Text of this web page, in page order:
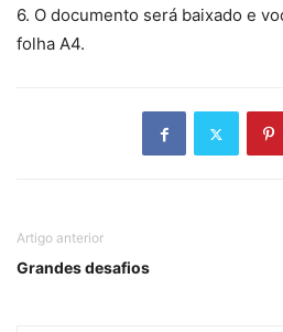
6. O documento será baixado e
folha A4.
Artigo anterior
Grandes desafios